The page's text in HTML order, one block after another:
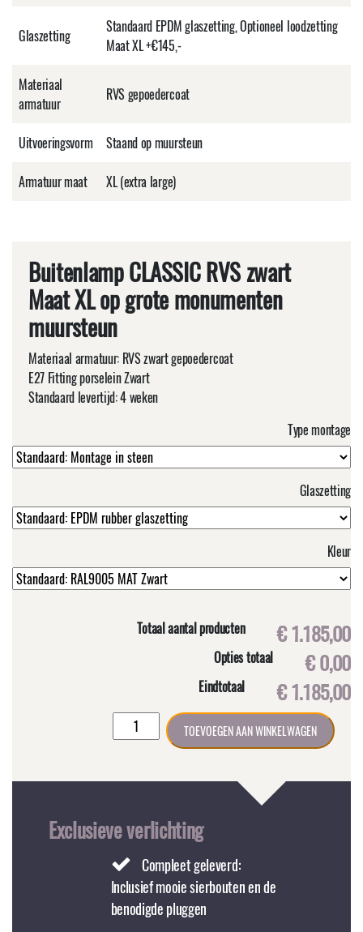
Glaszetting
Standaard EPDM glaszetting, Optioneel loodzetting
Maat XL +€145,-
Materiaal
armatuur
RVS gepoedercoat
Uitvoeringsvorm
Staand op muursteun
Armatuur maat
XL (extra large)
Buitenlamp CLASSIC RVS zwart
Maat XL op grote monumenten
muursteun
Materiaal armatuur: RVS zwart gepoedercoat
E27 Fitting porselein Zwart
Standaard levertijd: 4 weken
Type montage
Glaszetting
Kleur
Totaal aantal producten € 1.185,00
Opties totaal € 0,00
Eindtotaal € 1.185,00
Buitenlamp
CLASSIC
zwart
op
grote
monumenten
muursteun
aantal
TOEVOEGEN AAN WINKELWAGEN
Exclusieve verlichting
Compleet geleverd:
Inclusief mooie sierbouten en de
benodigde pluggen